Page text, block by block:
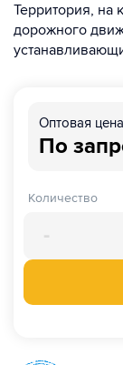
Территория, на
дорожного
Оптовая цена
По
Количество
-